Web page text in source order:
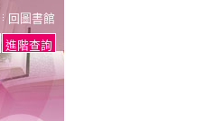
回圖書館